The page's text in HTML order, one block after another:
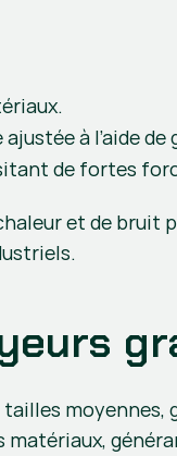
à l’aide
de fortes
et de bruit
moyennes,